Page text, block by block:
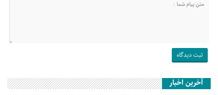
آخرین اخبار